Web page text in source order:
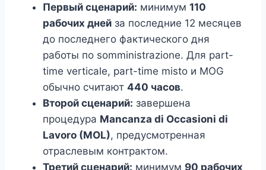
Первый сценарий: минимум 110
рабочих дней за последние 12 месяцев
до последнего фактического дня
работы по somministrazione. Для part-
time verticale, part-time misto и MOG
обычно считают 440 часов.
Второй сценарий: завершена
процедура Mancanza di Occasioni di
Lavoro (MOL), предусмотренная
отраслевым контрактом.
Третий сценарий: минимум 90 рабочих